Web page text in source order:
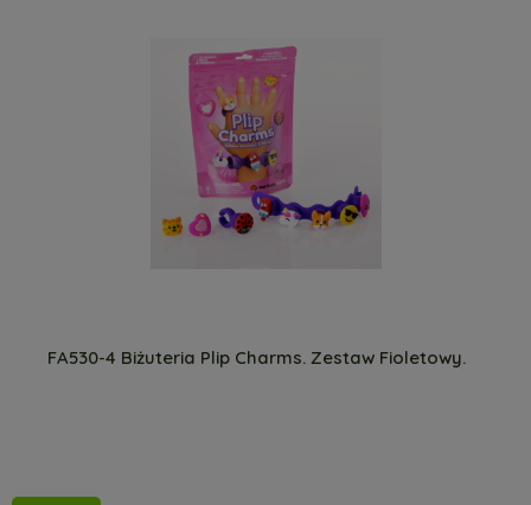
FA530-4 Biżuteria Plip Charms. Zestaw Fioletowy.